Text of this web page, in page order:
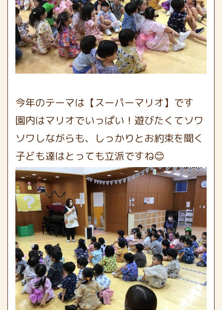
今年のテーマは【スーパーマリオ】です
園内はマリオでいっぱい！遊びたくてソワ
ソワしながらも、しっかりとお約束を聞く
子ども達はとっても立派ですね😊